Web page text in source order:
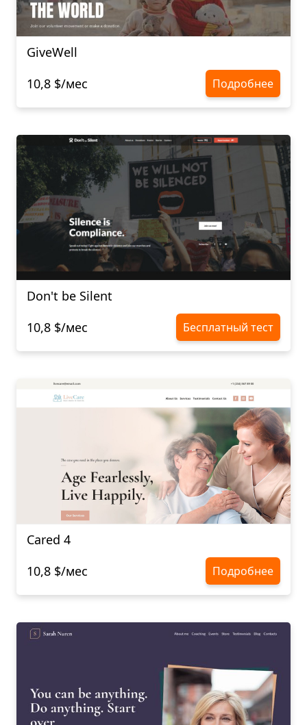
GiveWell
10,8 $/мес
Подробнее
Don't be Silent
10,8 $/мес
Бесплатный тест
Cared 4
10,8 $/мес
Подробнее